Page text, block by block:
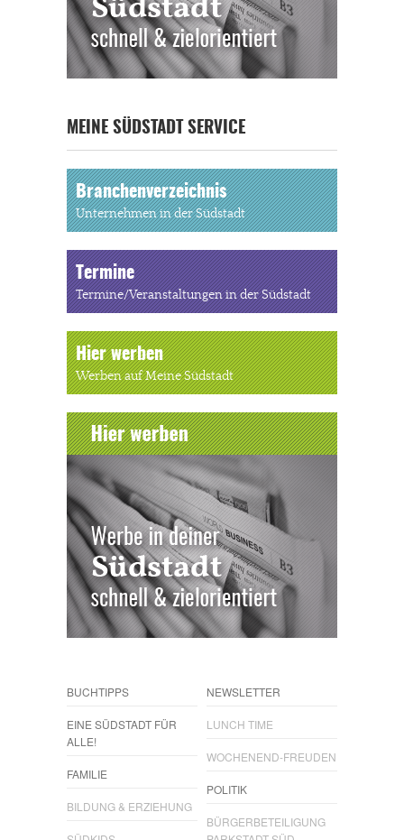
MEINE SÜDSTADT SERVICE
Branchenverzeichnis
Unternehmen in der Südstadt
Termine
Termine/Veranstaltungen in der Südstadt
Hier werben
Werben auf Meine Südstadt
BUCHTIPPS
EINE SÜDSTADT FÜR
ALLE!
FAMILIE
BILDUNG & ERZIEHUNG
NEWSLETTER
LUNCH TIME
WOCHENEND-FREUDEN
POLITIK
BÜRGERBETEILIGUNG